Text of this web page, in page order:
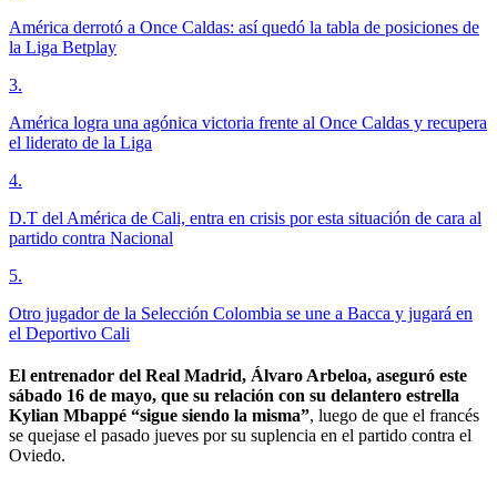
América derrotó a Once Caldas: así quedó la tabla de posiciones de
la Liga Betplay
3.
América logra una agónica victoria frente al Once Caldas y recupera
el liderato de la Liga
4.
D.T del América de Cali, entra en crisis por esta situación de cara al
partido contra Nacional
5.
Otro jugador de la Selección Colombia se une a Bacca y jugará en
el Deportivo Cali
El entrenador del Real Madrid, Álvaro Arbeloa, aseguró este
sábado 16 de mayo, que su relación con su delantero estrella
Kylian Mbappé “sigue siendo la misma”, luego de que el francés
se quejase el pasado jueves por su suplencia en el partido contra el
Oviedo.